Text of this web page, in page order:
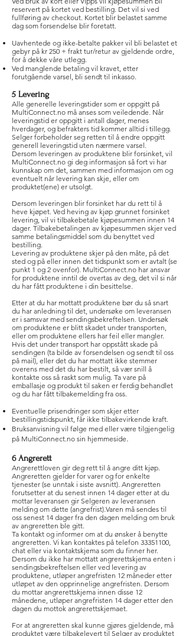
reservert på kortet ved bestilling. Det vil si ved
fullføring av checkout. Kortet blir belastet samme
dag som forsendelse blir foretatt.
Uavhentede og ikke-betalte pakker vil bli belastet et
gebyr på kr 250 + frakt tur/retur av gjeldende ordre,
for å dekke våre utlegg.
Ved manglende betaling vil kravet, etter
forutgående varsel, bli sendt til inkasso.
5 Levering
Alle generelle leveringstider som er oppgitt på
MultiConnect.no må anses som veiledende. Når
leveringstid er oppgitt i antall dager, menes
hverdager, og befrakters tid kommer alltid i tillegg.
Selger forbeholder seg retten til å endre oppgitt
generell leveringstid uten nærmere varsel.
Dersom leveringen av produktene blir forsinket, vil
MultiConnect.no gi deg informasjon så fort vi har
kunnskap om det, sammen med informasjon om og
eventuelt når levering kan skje, eller om
produktet(ene) er utsolgt.
Dersom leveringen blir forsinket har du rett til å
heve kjøpet. Ved heving av kjøp grunnet forsinket
levering, vil vi tilbakebetale kjøpesummen innen 14
dager. Tilbakebetalingen av kjøpesummen skjer ved
samme betalingsmiddel som du benyttet ved
bestilling.
Levering av produktene skjer på den måte, på det
sted og på eller innen det tidspunkt som er avtalt (se
punkt 1 og 2 ovenfor). MultiConnect.no har ansvar
for produktene inntil de overtas av deg, det vil si når
du har fått produktene i din besittelse.
Etter at du har mottatt produktene bør du så snart
du har anledning til det, undersøke om leveransen
er i samsvar med sendingsbekreftelsen. Undersøk
om produktene er blitt skadet under transporten,
eller om produktene ellers har feil eller mangler.
Hvis det under transport har oppstått skade på
sendingen (ta bilde av forsendelsen og sendt til oss
på mail), eller det du har mottatt ikke stemmer
overens med det du har bestilt, så vær snill å
kontakte oss så raskt som mulig. Ta vare på
emballasje og produkt til saken er ferdig behandlet
og du har fått tilbakemelding fra oss.
Eventuelle prisendringer som skjer etter
bestillingstidspunkt, får ikke tilbakevirkende kraft.
Bruksanvisning vil følge med eller være tilgjengelig
på MultiConnect.no sin hjemmeside.
6 Angrerett
Angrerettloven gir deg rett til å angre ditt kjøp.
Angreretten gjelder for varer og for enkelte
tjenester (se unntak i siste avsnitt). Angreretten
forutsetter at du senest innen 14 dager etter at du
mottar leveransen gir Selgeren av leveransen
melding om dette (angrefrist).Varen må sendes til
oss senest 14 dager fra den dagen melding om bruk
av angreretten ble gitt.
Ta kontakt og informer om at du ønsker å benytte
angreretten. Vi kan kontaktes på telefon 33351100,
chat eller via kontaktskjema som du finner her.
Dersom du ikke har mottatt angrerettskjema enten i
sendingsbekreftelsen eller ved levering av
produktene, utløper angrefristen 12 måneder etter
utløpet av den opprinnelige angrefristen. Dersom
du mottar angrerettskjema innen disse 12
månedene, utløper angrefristen 14 dager etter den
dagen du mottok angrerettskjemaet.
For at angreretten skal kunne gjøres gjeldende, må
produktet være tilbakelevert til Selger av produktet